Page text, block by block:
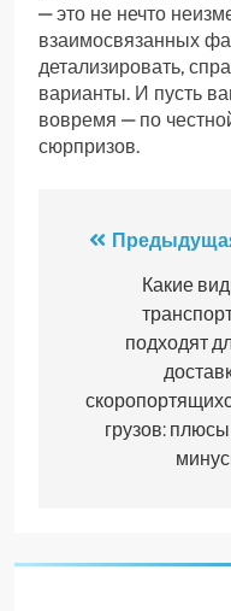
— это не нечто
взаимосвязанных
детализировать,
варианты. И пусть
вовремя — по
сюрпризов.
Навигация
записям
Какие
подходят
грузов: